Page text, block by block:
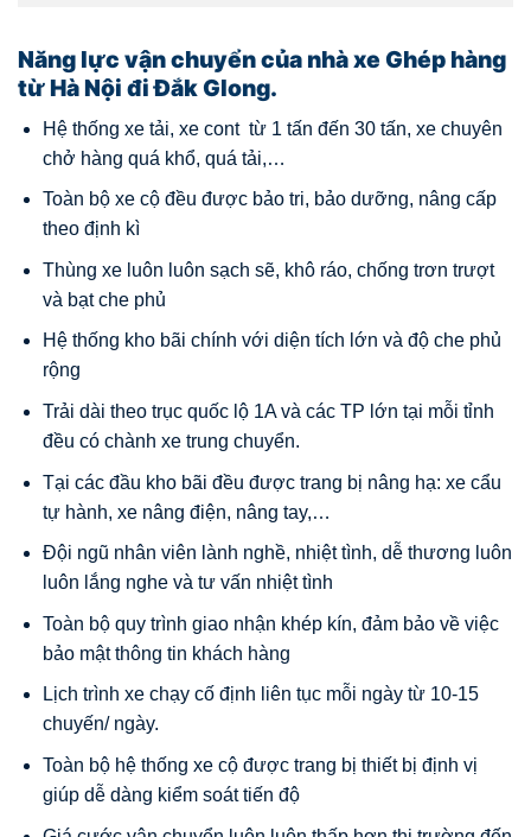
Năng lực vận chuyển của nhà xe Ghép hàng
từ Hà Nội đi Đắk Glong.
Hệ thống xe tải, xe cont từ 1 tấn đến 30 tấn, xe chuyên
chở hàng quá khổ, quá tải,…
Toàn bộ xe cộ đều được bảo tri, bảo dưỡng, nâng cấp
theo định kì
Thùng xe luôn luôn sạch sẽ, khô ráo, chống trơn trượt
và bạt che phủ
Hệ thống kho bãi chính với diện tích lớn và độ che phủ
rộng
Trải dài theo trục quốc lộ 1A và các TP lớn tại mỗi tỉnh
đều có chành xe trung chuyển.
Tại các đầu kho bãi đều được trang bị nâng hạ: xe cẩu
tự hành, xe nâng điện, nâng tay,…
Đội ngũ nhân viên lành nghề, nhiệt tình, dễ thương luôn
luôn lắng nghe và tư vấn nhiệt tình
Toàn bộ quy trình giao nhận khép kín, đảm bảo về việc
bảo mật thông tin khách hàng
Lịch trình xe chạy cố định liên tục mỗi ngày từ 10-15
chuyến/ ngày.
Toàn bộ hệ thống xe cộ được trang bị thiết bị định vị
giúp dễ dàng kiểm soát tiến độ